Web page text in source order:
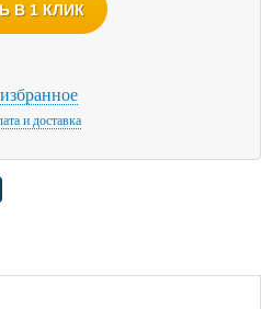
В 1 КЛИК
и доставка